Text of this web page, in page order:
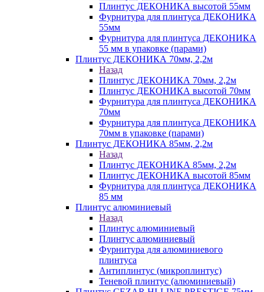
Плинтус ДЕКОНИКА высотой 55мм
Фурнитура для плинтуса ДЕКОНИКА
55мм
Фурнитура для плинтуса ДЕКОНИКА
55 мм в упаковке (парами)
Плинтус ДЕКОНИКА 70мм, 2,2м
Назад
Плинтус ДЕКОНИКА 70мм, 2,2м
Плинтус ДЕКОНИКА высотой 70мм
Фурнитура для плинтуса ДЕКОНИКА
70мм
Фурнитура для плинтуса ДЕКОНИКА
70мм в упаковке (парами)
Плинтус ДЕКОНИКА 85мм, 2,2м
Назад
Плинтус ДЕКОНИКА 85мм, 2,2м
Плинтус ДЕКОНИКА высотой 85мм
Фурнитура для плинтуса ДЕКОНИКА
85 мм
Плинтус алюминиевый
Назад
Плинтус алюминиевый
Плинтус алюминиевый
Фурнитура для алюминиевого
плинтуса
Антиплинтус (микроплинтус)
Теневой плинтус (алюминиевый)